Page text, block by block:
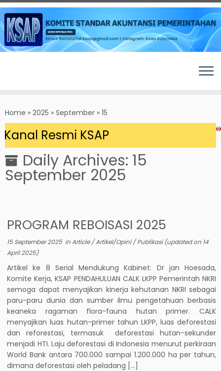
to
content
Home » 2025 » September » 15
Resmi KSAP
Daily Archives: 15
September 2025
PROGRAM REBOISASI 2025
15 September 2025inArticle/Artikel/Opini/Publikasi(updated on 14
April 2025)
Artikel ke 8 Serial Mendukung Kabinet: Dr jan Hoesada,
Komite Kerja, KSAP PENDAHULUAN CALK LKPP Pemerintah NKRI
semoga dapat menyajikan kinerja kehutanan NKRI sebagai
paru-paru dunia dan sumber ilmu pengetahuan berbasis
keaneka ragaman flora-fauna hutan primer. CALK
menyajikan luas hutan-primer tahun LKPP, luas deforestasi
dan reforestasi, termasuk deforestasi hutan-sekunder
menjadi HTI. Laju deforestasi di Indonesia menurut perkiraan
World Bank antara 700.000 sampai 1.200.000 ha per tahun,
dimana deforestasi oleh peladang […]